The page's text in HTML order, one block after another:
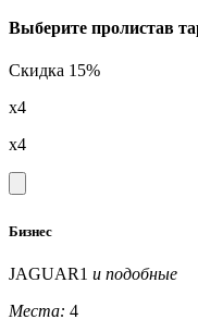
Выберите пролистав
Скидка 15%
x4
x4
Бизнес
JAGUAR1 и подобные
Места: 4